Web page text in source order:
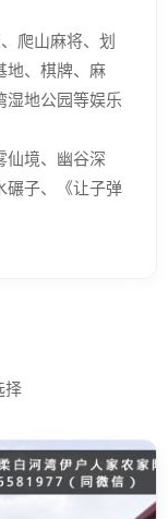
爬山麻将、划
地、棋牌、麻
湿地公园等娱乐
仙境、幽谷深
碾子、《让子弹
择